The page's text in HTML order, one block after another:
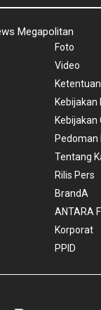
Megapolitan
Foto
Video
Kebijakan
Kebijakan
Pedoman
Tentang
Rilis Pers
BrandA
ANTARA
Korporat
PPID